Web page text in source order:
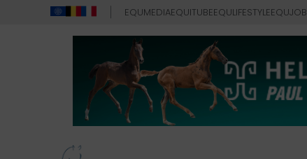
EQUMEDIAEQUITUBEEQULIFESTYLEEQUJOB